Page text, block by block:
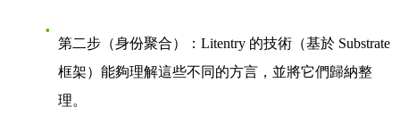
第二步（身份聚合）
：Litentry 的技術（基於 Substrate
框架）能夠理解這些不同的方言，並將它們歸納整
理。